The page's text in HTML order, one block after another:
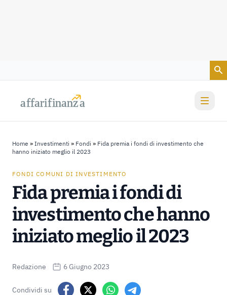
affarifinanza
affarifinanza
Home » Investimenti » Fondi » Fida premia i fondi di investimento che
hanno iniziato meglio il 2023
FONDI COMUNI DI INVESTIMENTO
Fida premia i fondi di
investimento che hanno
iniziato meglio il 2023
Redazione 6 Giugno 2023
Condividi su